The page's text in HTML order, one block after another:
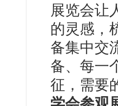
展览会让
的灵感，
备集中交
备、每一
征，需要